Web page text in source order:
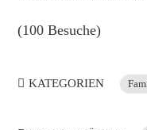
(100 Besuche)
KATEGORIEN